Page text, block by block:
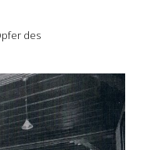
des